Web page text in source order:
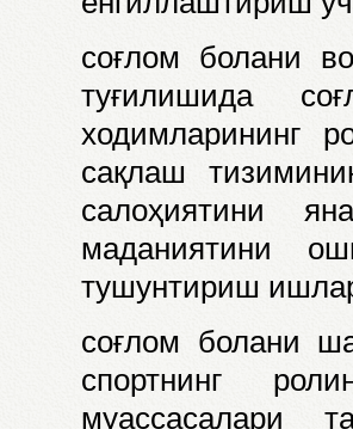
соғлом болани
туғилишида
ходимларининг
сақлаш
салоҳиятини
маданиятини
тушунтириш
соғлом болани
спортнинг
муассасалари